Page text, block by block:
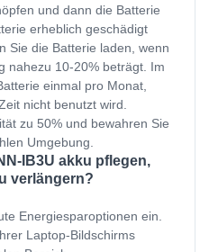
und dann die Batterie
erheblich geschädigt
Sie die Batterie laden, wenn
nahezu 10-20% beträgt. Im
einmal pro Monat,
nicht benutzt wird.
zu 50% und bewahren Sie
Umgebung.
IB3U akku pflegen,
verlängern?
Energiesparoptionen ein.
Laptop-Bildschirms